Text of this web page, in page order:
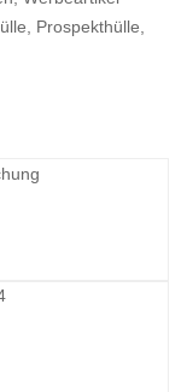
, Prospekthülle,